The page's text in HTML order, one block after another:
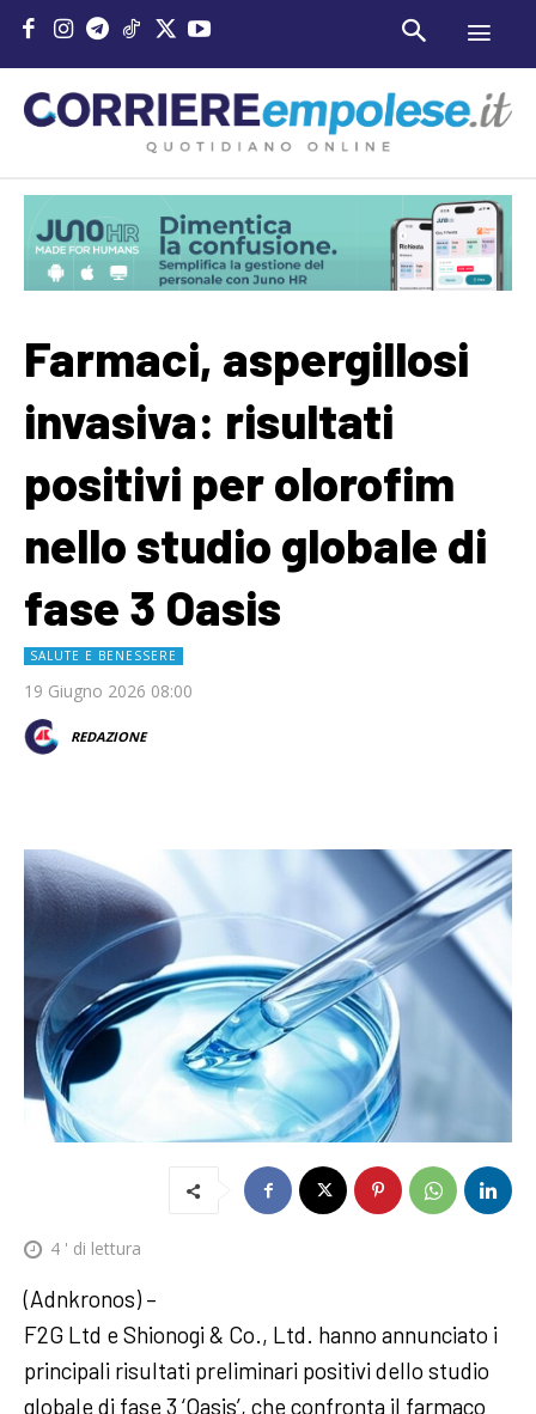
Farmaci, aspergillosi
invasiva: risultati
positivi per olorofim
nello studio globale di
fase 3 Oasis
SALUTE E BENESSERE
19 Giugno 2026 08:00
REDAZIONE
4 ' di lettura
(Adnkronos) –
F2G Ltd e Shionogi & Co., Ltd. hanno annunciato i
principali risultati preliminari positivi dello studio
globale di fase 3 ‘Oasis’, che confronta il farmaco